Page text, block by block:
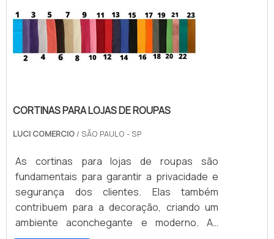
CORTINAS PARA LOJAS DE ROUPAS
LUCI COMERCIO / SÃO PAULO - SP
As cortinas para lojas de roupas são
fundamentais para garantir a privacidade e
segurança dos clientes. Elas também
contribuem para a decoração, criando um
ambiente aconchegante e moderno. As